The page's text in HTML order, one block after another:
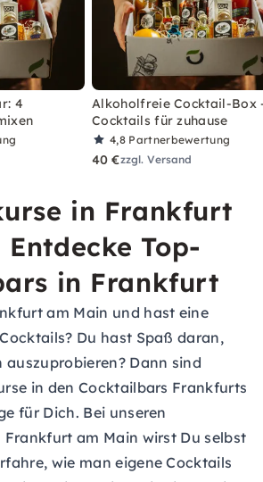
4
Alkoholfreie Cocktail-Box
Cocktails für zuhause
4,8 Partnerbewertung
40 €zzgl. Versand
in Frankfurt
Top-
in Frankfurt
am Main und hast eine
Du hast Spaß daran,
auszuprobieren? Dann sind
in den Cocktailbars Frankfurts
für Dich. Bei unseren
am Main wirst Du selbst
wie man eigene Cocktails